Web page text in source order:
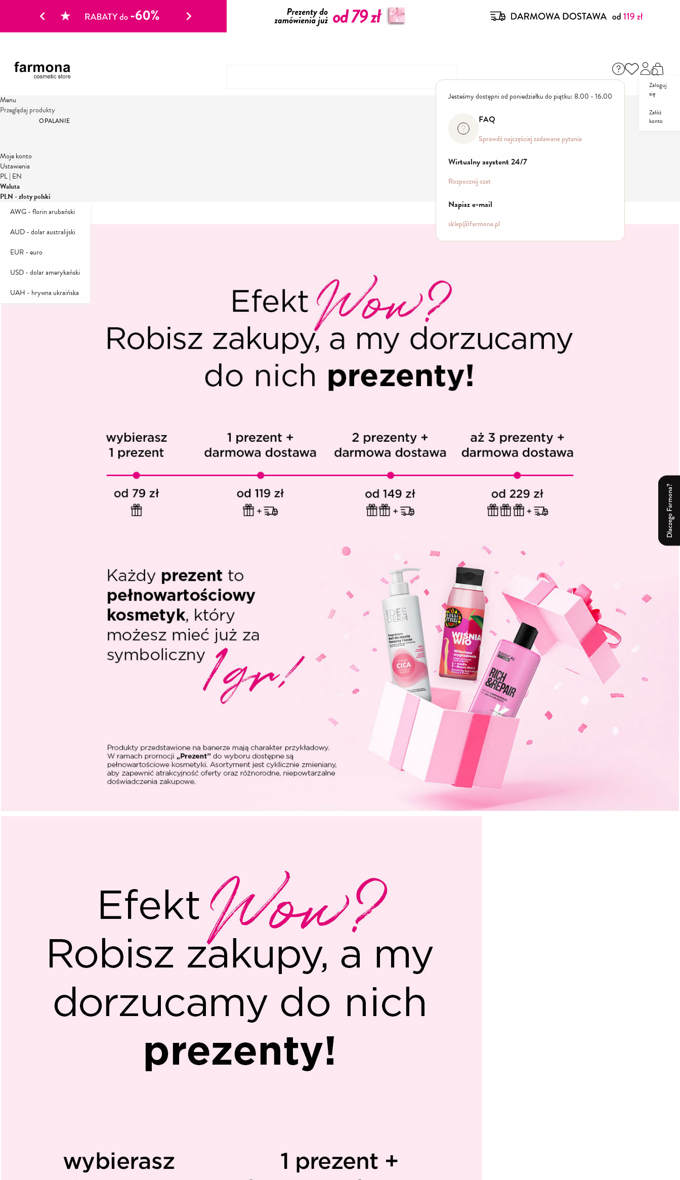
Jesteśmy dostępni od poniedziałku do piątku: 8.00 - 16.00
FAQ
Sprawdź najczęściej zadawane pytania
Wirtualny asystent 24/7
Rozpocznij czat
Napisz e-mail
sklep@farmona.pl
Zaloguj
się
Załóż
konto
Dlaczego Farmona?
Menu
Przeglądaj produkty
OPALANIE
Moje konto
Ustawienia
PL| EN
Waluta
PLN - złoty polski
AWG - florin arubański
AUD - dolar australijski
EUR - euro
USD - dolar amerykański
UAH - hrywna ukraińska
Strona główna prezent